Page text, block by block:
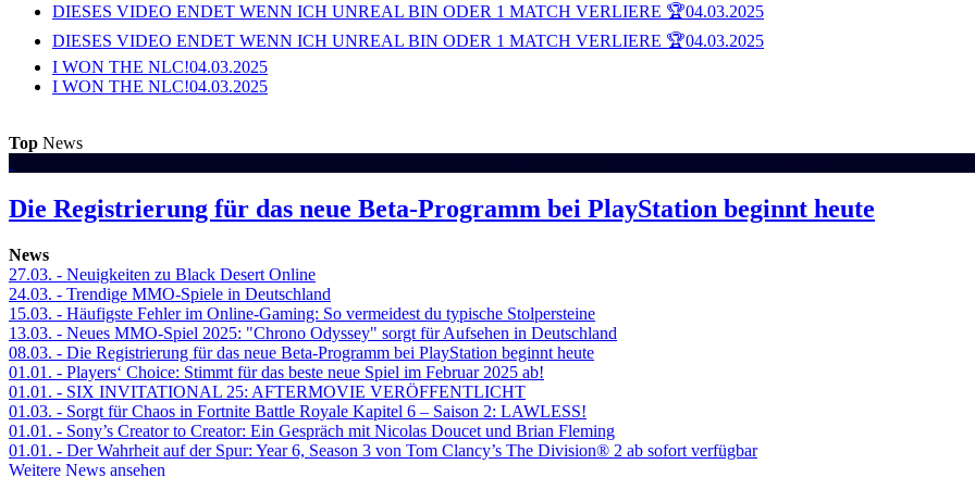
DIESES VIDEO ENDET WENN ICH UNREAL BIN ODER 1 MATCH VERLIERE 🏆04.03.2025
DIESES VIDEO ENDET WENN ICH UNREAL BIN ODER 1 MATCH VERLIERE 🏆04.03.2025
I WON THE NLC!04.03.2025
I WON THE NLC!04.03.2025
Top News
Die Registrierung für das neue Beta-Programm bei PlayStation beginnt heute
News
27.03. - Neuigkeiten zu Black Desert Online
24.03. - Trendige MMO-Spiele in Deutschland
15.03. - Häufigste Fehler im Online-Gaming: So vermeidest du typische Stolpersteine
13.03. - Neues MMO-Spiel 2025: "Chrono Odyssey" sorgt für Aufsehen in Deutschland
08.03. - Die Registrierung für das neue Beta-Programm bei PlayStation beginnt heute
01.01. - Players‘ Choice: Stimmt für das beste neue Spiel im Februar 2025 ab!
01.01. - SIX INVITATIONAL 25: AFTERMOVIE VERÖFFENTLICHT
01.03. - Sorgt für Chaos in Fortnite Battle Royale Kapitel 6 – Saison 2: LAWLESS!
01.01. - Sony’s Creator to Creator: Ein Gespräch mit Nicolas Doucet und Brian Fleming
01.01. - Der Wahrheit auf der Spur: Year 6, Season 3 von Tom Clancy’s The Division® 2 ab sofort verfügbar
Weitere News ansehen